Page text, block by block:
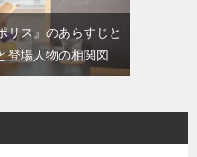
リス』のあらすじと
登場人物の相関図